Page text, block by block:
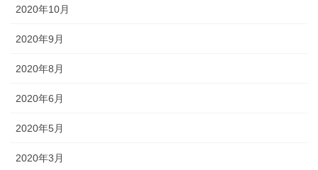
2020年10月
2020年9月
2020年8月
2020年6月
2020年5月
2020年3月
知ってる？石川のお祭りのしきたり!!